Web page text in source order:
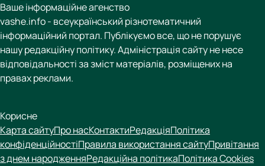
Ваше інформаційне агенство
vashe.info - всеукраїнський різнотематичний
інформаційний портал. Публікуємо все, що не порушує
нашу редакційну політику. Адміністрація сайту не несе
відповідальності за зміст матеріалів, розміщених на
правах реклами.
Корисне
Карта сайтуПро насКонтактиРедакціяПолітика
конфіденційностіПравила використання сайтуПривітання
з днем народженняРедакційна політикаПолітика Cookies